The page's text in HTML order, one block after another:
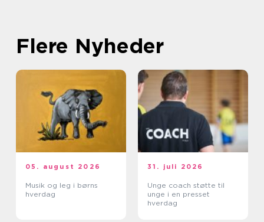
Flere Nyheder
05. august 2026
Musik og leg i børns
hverdag
31. juli 2026
Unge coach støtte til
unge i en presset
hverdag